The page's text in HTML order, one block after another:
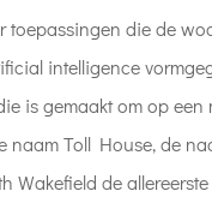
toepassingen die de
intelligence
is gemaakt om op een
naam Toll House, de
Wakefield de